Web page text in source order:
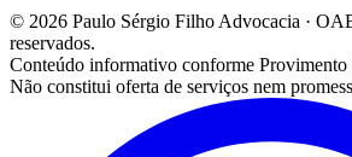
© 2026 Paulo Sérgio Filho Advocacia ·
reservados.
Conteúdo informativo conforme
Não constitui oferta de serviços nem